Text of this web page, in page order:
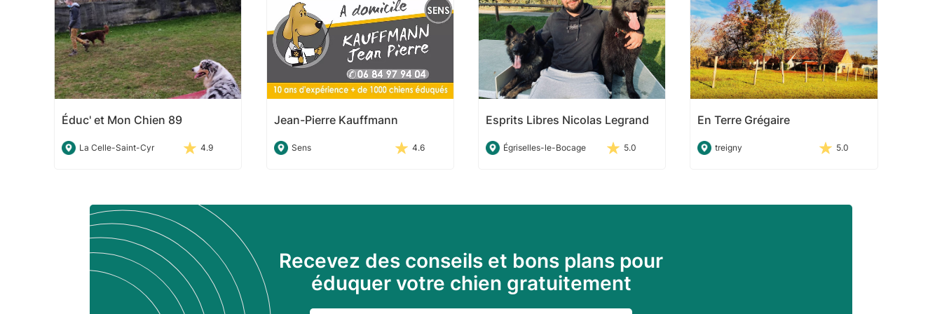
Éduc' et Mon Chien 89
La Celle-Saint-Cyr 4.9
Jean-Pierre Kauffmann
Sens 4.6
Esprits Libres Nicolas Legrand
Égriselles-le-Bocage 5.0
En Terre Grégaire
treigny 5.0
Recevez des conseils et bons plans pour
éduquer votre chien gratuitement